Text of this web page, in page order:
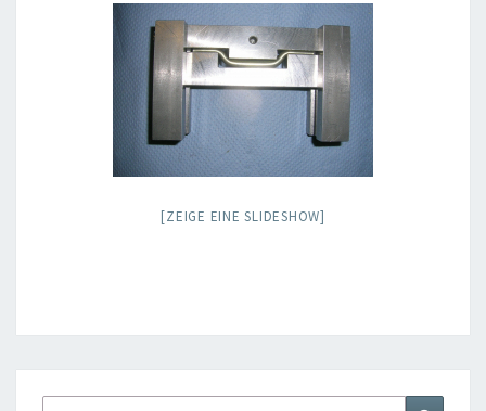
[ZEIGE EINE SLIDESHOW]